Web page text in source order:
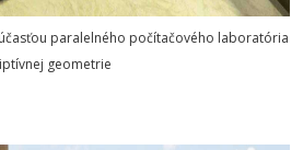
paralelného počítačového laboratória
geometrie